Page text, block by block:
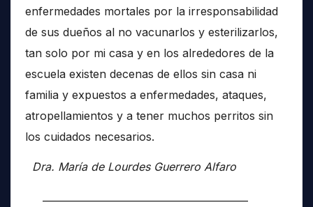
enfermedades mortales por la irresponsabilidad
de sus dueños al no vacunarlos y esterilizarlos,
tan solo por mi casa y en los alrededores de la
escuela existen decenas de ellos sin casa ni
familia y expuestos a enfermedades, ataques,
atropellamientos y a tener muchos perritos sin
los cuidados necesarios.
Dra. María de Lourdes Guerrero Alfaro